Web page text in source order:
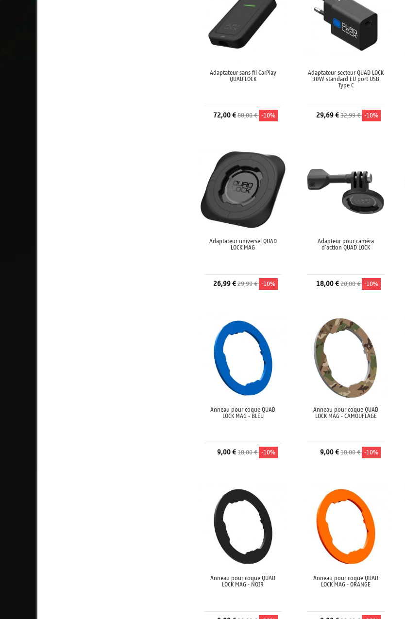
Adaptateur sans fil CarPlay
QUAD LOCK
72,00 €80,00 € -10%
Adaptateur secteur QUAD LOCK
30W standard EU port USB
Type C
29,69 €32,99 € -10%
Adaptateur universel QUAD
LOCK MAG
26,99 €29,99 € -10%
Adapteur pour caméra
d'action QUAD LOCK
18,00 €20,00 € -10%
Anneau pour coque QUAD
LOCK MAG - BLEU
9,00 €10,00 € -10%
Anneau pour coque QUAD
LOCK MAG - CAMOUFLAGE
9,00 €10,00 € -10%
Anneau pour coque QUAD
LOCK MAG - NOIR
Anneau pour coque QUAD
LOCK MAG - ORANGE